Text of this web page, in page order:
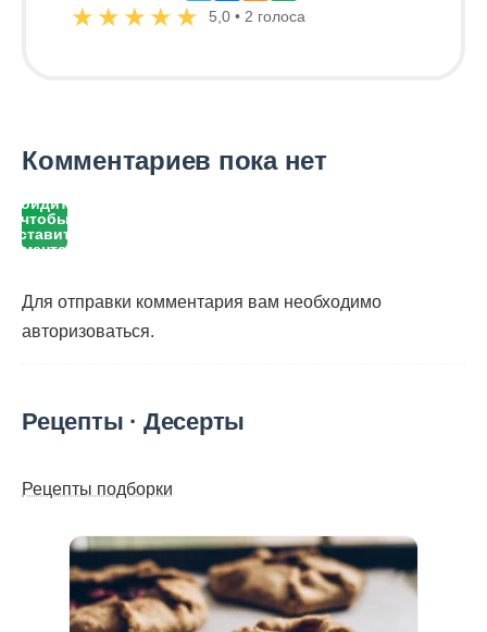
★ ★ ★ ★ ★ 5,0 • 2 голоса
Комментариев пока нет
Войдите,
чтобы
оставить
Для отправки комментария вам необходимо
авторизоваться.
Рецепты · Десерты
Рецепты подборки